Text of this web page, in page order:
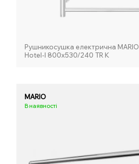
Рушникосушка електрична MARIO
Hotel-І 800х530/240 TR K
MARIO
В наявності